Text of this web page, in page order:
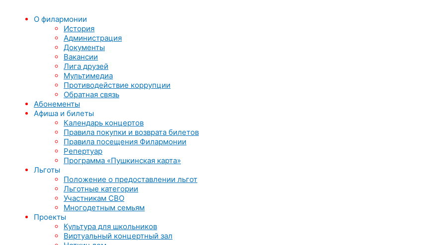
О филармонии
История
Администрация
Документы
Вакансии
Лига друзей
Мультимедиа
Противодействие коррупции
Обратная связь
Абонементы
Афиша и билеты
Календарь концертов
Правила покупки и возврата билетов
Правила посещения Филармонии
Репертуар
Программа «Пушкинская карта»
Льготы
Положение о предоставлении льгот
Льготные категории
Участникам СВО
Многодетным семьям
Проекты
Культура для школьников
Виртуальный концертный зал